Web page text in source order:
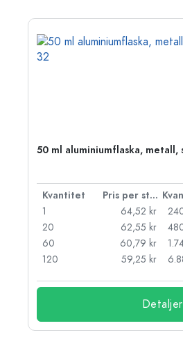
50 ml aluminiumflaska, metall,
Kvantitet Pris per styck
1
64,52 kr
20
62,55 kr
60
60,79 kr
120
59,25 kr
Detaljer